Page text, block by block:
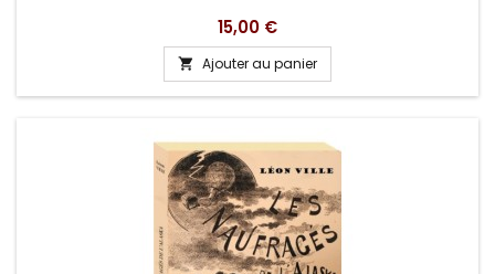
Prix
15,00 €
 Ajouter au panier